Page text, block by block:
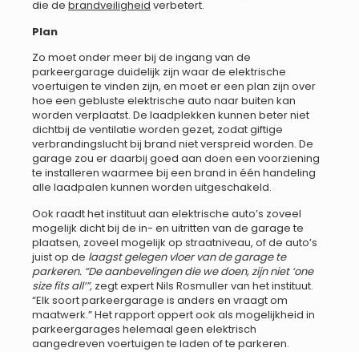
die de brandveiligheid verbetert.
Plan
Zo moet onder meer bij de ingang van de
parkeergarage duidelijk zijn waar de elektrische
voertuigen te vinden zijn, en moet er een plan zijn over
hoe een gebluste elektrische auto naar buiten kan
worden verplaatst. De laadplekken kunnen beter niet
dichtbij de ventilatie worden gezet, zodat giftige
verbrandingslucht bij brand niet verspreid worden. De
garage zou er daarbij goed aan doen een voorziening
te installeren waarmee bij een brand in één handeling
alle laadpalen kunnen worden uitgeschakeld.
Ook raadt het instituut aan elektrische auto’s zoveel
mogelijk dicht bij de in- en uitritten van de garage te
plaatsen, zoveel mogelijk op straatniveau, of de auto’s
juist op de laagst gelegen vloer van de garage te
parkeren. “De aanbevelingen die we doen, zijn niet ‘one
size fits all’”, zegt expert Nils Rosmuller van het instituut.
“Elk soort parkeergarage is anders en vraagt om
maatwerk.” Het rapport oppert ook als mogelijkheid in
parkeergarages helemaal geen elektrisch
aangedreven voertuigen te laden of te parkeren.